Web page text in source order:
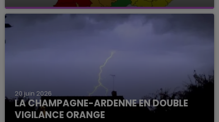
20 juin 2026
LA CHAMPAGNE-ARDENNE EN DOUBLE
VIGILANCE ORANGE